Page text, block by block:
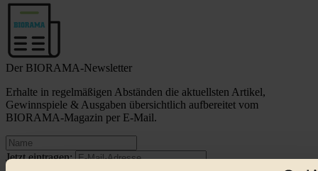
Der BIORAMA-Newsletter
Erhalte in regelmäßigen Abständen die aktuellsten Artikel,
Gewinnspiele & Ausgaben übersichtlich aufbereitet vom
BIORAMA-Magazin per E-Mail.
Jetzt eintragen: